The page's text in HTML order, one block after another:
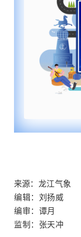
来源 ：龙江气象
编辑：刘扬威
编审：谭月
监制：张天冲